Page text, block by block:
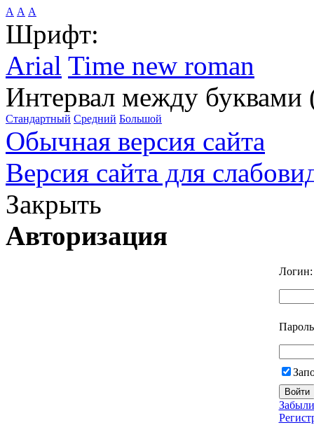
А А А
Шрифт:
Arial Time new roman
Интервал между буквами
Стандартный Средний Большой
Обычная версия сайта
Версия сайта для
Закрыть
Авторизация
Логин: